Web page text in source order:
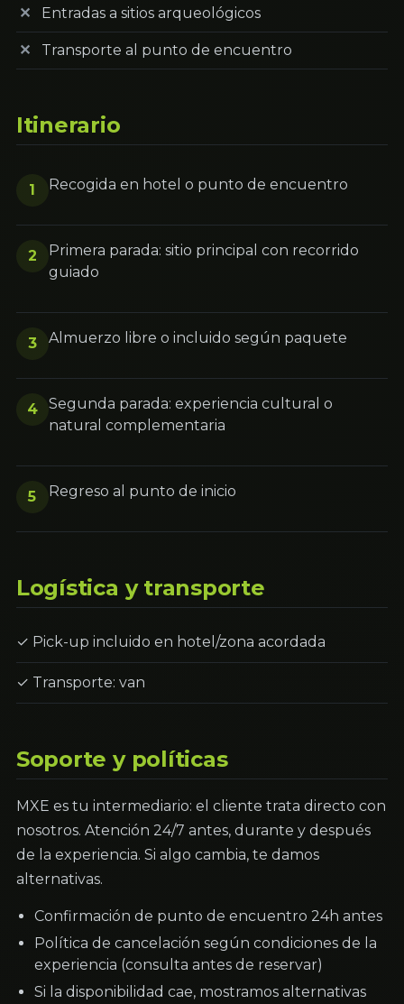
Entradas a sitios arqueológicos
Transporte al punto de encuentro
Itinerario
1 Recogida en hotel o punto de encuentro
2
Primera parada: sitio principal con recorrido
guiado
3 Almuerzo libre o incluido según paquete
4
Segunda parada: experiencia cultural o
natural complementaria
5 Regreso al punto de inicio
Logística y transporte
✓ Pick-up incluido en hotel/zona acordada
✓ Transporte: van
Soporte y políticas
MXE es tu intermediario: el cliente trata directo con
nosotros. Atención 24/7 antes, durante y después
de la experiencia. Si algo cambia, te damos
alternativas.
Confirmación de punto de encuentro 24h antes
Política de cancelación según condiciones de la
experiencia (consulta antes de reservar)
Si la disponibilidad cae, mostramos alternativas